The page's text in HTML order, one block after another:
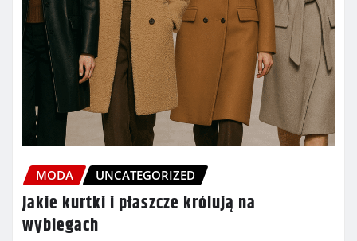
MODA UNCATEGORIZED
Jakie kurtki i płaszcze królują na
wybiegach